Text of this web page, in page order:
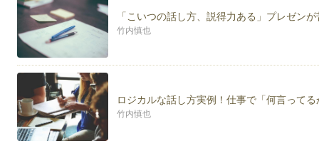
過去に開かれたセミナーの満足度は累計で98％に達
「こいつの話し方、説得力ある」プレゼン
竹内慎也
ロジカルな話し方実例！仕事で「何言って
竹内慎也